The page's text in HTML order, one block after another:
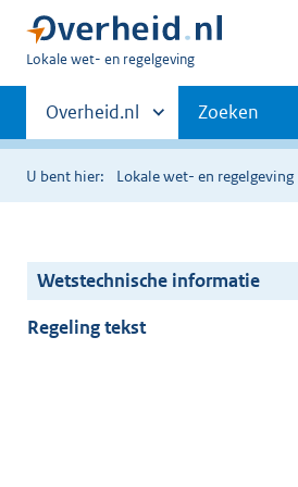
U
hier:
Lokale wet- en regelgeving
Primaire
navigatie
Andere
sites
binnen
Overheid.nl Zoeken
U bent hier: Lokale wet- en regelgeving
Wetstechnische informatie
Regeling tekst